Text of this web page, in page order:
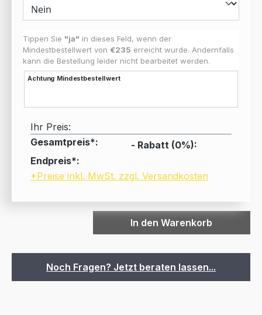
Tippen Sie "ja" in dieses Feld, wenn der
Mindestbestellwert von €235 erreicht wurde. Andernfalls
kann die Bestellung leider nicht bearbeitet werden.
Achtung Mindestbestellwert
Ihr Preis:
Gesamtpreis*:
- Rabatt (0%):
Endpreis*:
*Preise inkl. MwSt. zzgl. Versandkosten
In den Warenkorb
Noch Fragen? Jetzt beraten lassen...